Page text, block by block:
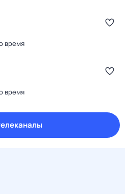
время
время